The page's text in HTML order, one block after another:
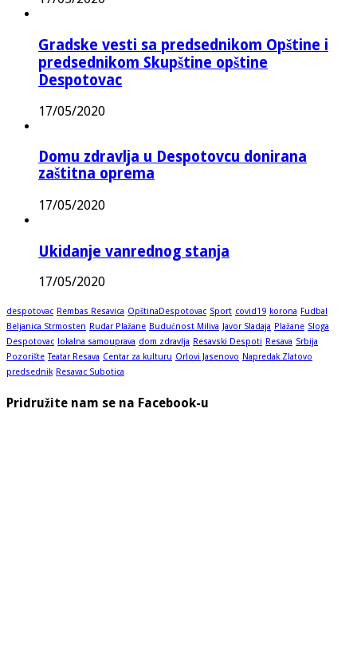
Gradske vesti sa predsednikom Opštine i
predsednikom Skupštine opštine
Despotovac
17/05/2020
Domu zdravlja u Despotovcu donirana
zaštitna oprema
17/05/2020
Ukidanje vanrednog stanja
17/05/2020
despotovac Rembas Resavica OpštinaDespotovac Sport covid19 korona Fudbal
Beljanica Strmosten Rudar Plažane Budućnost Miliva Javor Sladaja Plažane Sloga
Despotovac
lokalna samouprava dom zdravlja Resavski Despoti Resava Srbija
Pozorište Teatar Resava Centar za kulturu Orlovi Jasenovo Napredak Zlatovo
predsednik Resavac Subotica
Pridružite nam se na Facebook-u